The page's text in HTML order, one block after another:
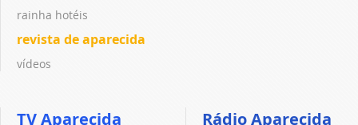
rainha hotéis
revista de aparecida
vídeos
TV Aparecida Rádio Aparecida